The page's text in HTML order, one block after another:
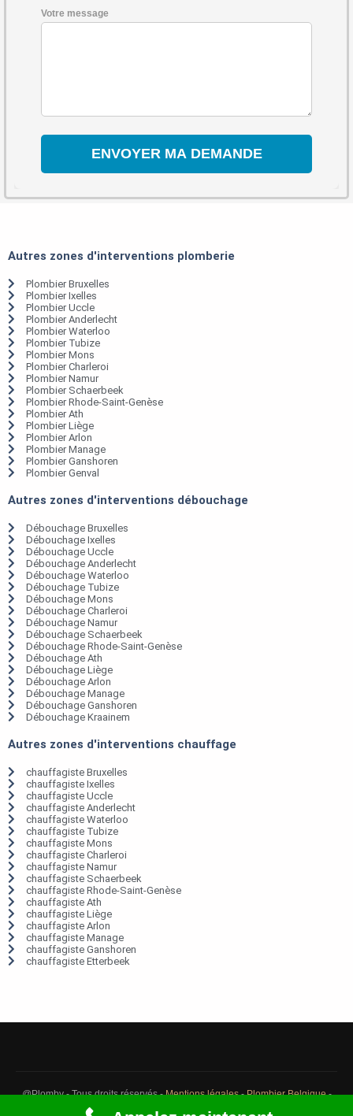
Votre message
Autres zones d'interventions plomberie
Plombier Bruxelles
Plombier Ixelles
Plombier Uccle
Plombier Anderlecht
Plombier Waterloo
Plombier Tubize
Plombier Mons
Plombier Charleroi
Plombier Namur
Plombier Schaerbeek
Plombier Rhode-Saint-Genèse
Plombier Ath
Plombier Liège
Plombier Arlon
Plombier Manage
Plombier Ganshoren
Plombier Genval
Autres zones d'interventions débouchage
Débouchage Bruxelles
Débouchage Ixelles
Débouchage Uccle
Débouchage Anderlecht
Débouchage Waterloo
Débouchage Tubize
Débouchage Mons
Débouchage Charleroi
Débouchage Namur
Débouchage Schaerbeek
Débouchage Rhode-Saint-Genèse
Débouchage Ath
Débouchage Liège
Débouchage Arlon
Débouchage Manage
Débouchage Ganshoren
Débouchage Kraainem
Autres zones d'interventions chauffage
chauffagiste Bruxelles
chauffagiste Ixelles
chauffagiste Uccle
chauffagiste Anderlecht
chauffagiste Waterloo
chauffagiste Tubize
chauffagiste Mons
chauffagiste Charleroi
chauffagiste Namur
chauffagiste Schaerbeek
chauffagiste Rhode-Saint-Genèse
chauffagiste Ath
chauffagiste Liège
chauffagiste Arlon
chauffagiste Manage
chauffagiste Ganshoren
chauffagiste Etterbeek
@Plomby - Tous droits réservés -Mentions légales-Plombier Belgique-
Débouchage Belgique